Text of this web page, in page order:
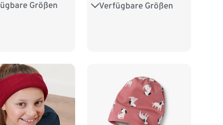
Größen
cm 53-56 cm Verfügbare Größen
49-52 cm 53-56 cm